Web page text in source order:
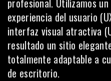
experiencia del usuario
interfaz visual atractiva
resultado un sitio
totalmente adaptable a
de escritorio.